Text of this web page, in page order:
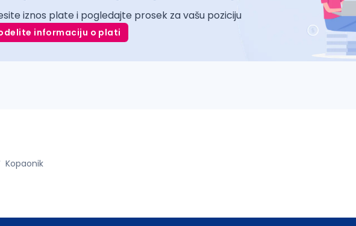
iznos plate i pogledajte prosek za vašu poziciju
informaciju o plati
Kopaonik